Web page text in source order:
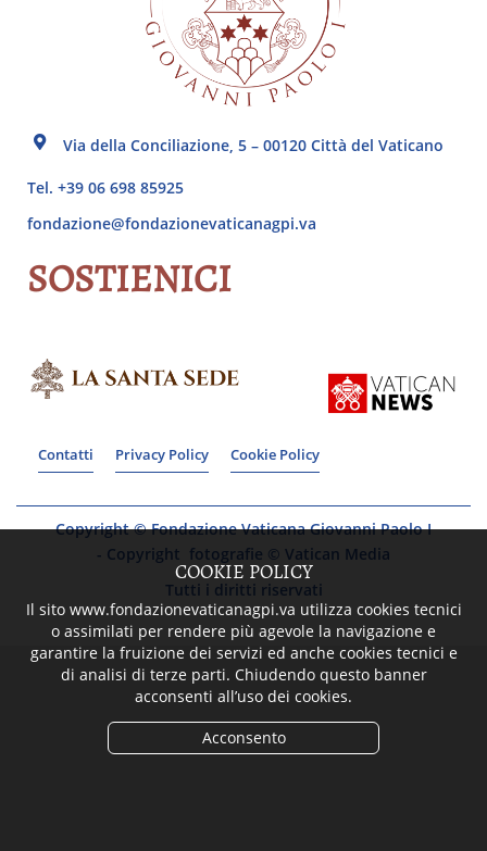
Via della Conciliazione, 5 – 00120 Città del Vaticano
Tel. +39 06 698 85925
fondazione@fondazionevaticanagpi.va
SOSTIENICI
Contatti Privacy Policy Cookie Policy
Copyright © Fondazione Vaticana Giovanni Paolo I
- Copyright fotografie © Vatican Media
Tutti i diritti riservati
COOKIE POLICY
Il sito www.fondazionevaticanagpi.va utilizza cookies tecnici
o assimilati per rendere più agevole la navigazione e
garantire la fruizione dei servizi ed anche cookies tecnici e
di analisi di terze parti. Chiudendo questo banner
acconsenti all’uso dei cookies.
Acconsento